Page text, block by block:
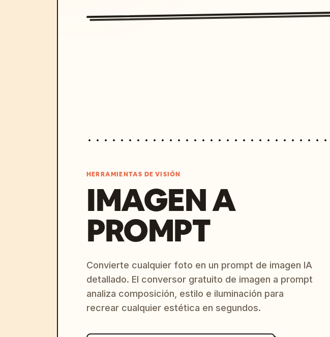
HERRAMIENTAS DE VISIÓN
IMAGEN A
PROMPT
Convierte cualquier foto en un prompt de imagen IA
detallado. El conversor gratuito de imagen a prompt
analiza composición, estilo e iluminación para
recrear cualquier estética en segundos.